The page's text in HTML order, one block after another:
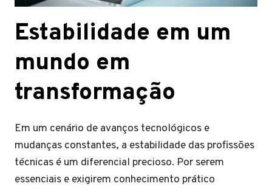
Estabilidade em um
mundo em
transformação
Em um cenário de avanços tecnológicos e
mudanças constantes, a estabilidade das profissões
técnicas é um diferencial precioso. Por serem
essenciais e exigirem conhecimento prático